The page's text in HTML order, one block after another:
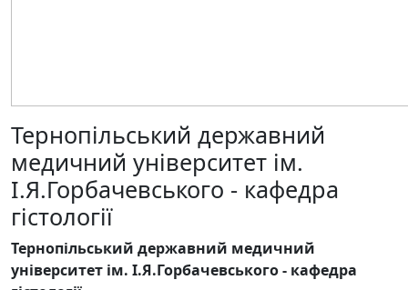
Тернопільський державний
медичний університет ім.
І.Я.Горбачевського - кафедра
гістології
Тернопільський державний медичний
університет ім. І.Я.Горбачевського - кафедра